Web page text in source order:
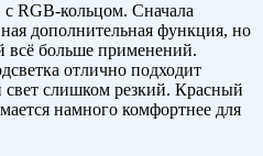
RGB-кольцом. Сначала
дополнительная функция, но
всё больше применений.
отлично подходит
слишком резкий. Красный
намного комфортнее для